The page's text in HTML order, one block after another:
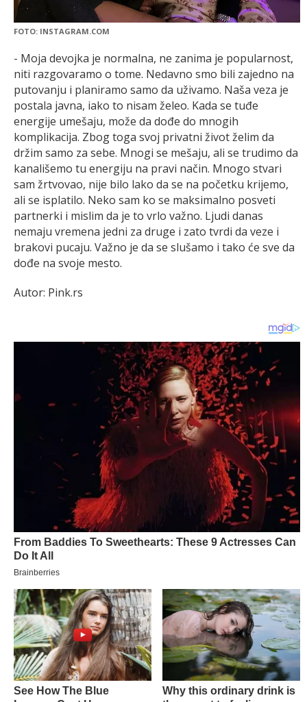
FOTO: INSTAGRAM.COM
- Moja devojka je normalna, ne zanima je popularnost,
niti razgovaramo o tome. Nedavno smo bili zajedno na
putovanju i planiramo samo da uživamo. Naša veza je
postala javna, iako to nisam želeo. Kada se tuđe
energije umešaju, može da dođe do mnogih
komplikacija. Zbog toga svoj privatni život želim da
držim samo za sebe. Mnogi se mešaju, ali se trudimo da
kanališemo tu energiju na pravi način. Mnogo stvari
sam žrtvovao, nije bilo lako da se na početku krijemo,
ali se isplatilo. Neko sam ko se maksimalno posveti
partnerki i mislim da je to vrlo važno. Ljudi danas
nemaju vremena jedni za druge i zato tvrdi da veze i
brakovi pucaju. Važno je da se slušamo i tako će sve da
dođe na svoje mesto.
Autor: Pink.rs